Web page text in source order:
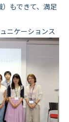
もできて、満足
ニケーションス